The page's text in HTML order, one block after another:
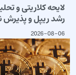
لایحه کلاریتی و
رشد ریپل و پذیرش
2026-08-06